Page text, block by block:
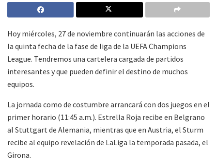
Hoy miércoles, 27 de noviembre continuarán las acciones de
la quinta fecha de la fase de liga de la UEFA Champions
League. Tendremos una cartelera cargada de partidos
interesantes y que pueden definir el destino de muchos
equipos.
La jornada como de costumbre arrancará con dos juegos en el
primer horario (11:45 a.m.). Estrella Roja recibe en Belgrano
al Stuttgart de Alemania, mientras que en Austria, el Sturm
recibe al equipo revelación de LaLiga la temporada pasada, el
Girona.